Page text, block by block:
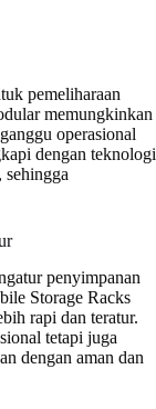
pemeliharaan
memungkinkan
operasional
dengan teknologi
penyimpanan
Storage Racks
rapi dan teratur.
tetapi juga
dengan aman dan